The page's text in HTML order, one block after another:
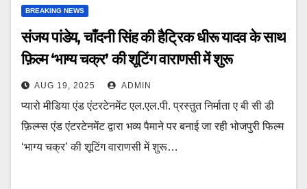
BREAKING NEWS
संजय पांडेय, चाँदनी सिंह की हैट्रिक धीरू यादव के साथ
फ़िल्म ‘भाग्य चक्र’ की शूटिंग वाराणसी में शुरू
AUG 19, 2025 ADMIN
प्यारो मीडिया एंड एंटरटेनमेंट एल.एल.पी. प्रस्तुत निर्माता ए बी सी डी
फ़िल्म्स एंड एंटरटेनमेंट द्वारा भव्य पैमाने पर बनाई जा रही भोजपुरी फिल्म
‘भाग्य चक्र’ की शूटिंग वाराणसी में शुरू…